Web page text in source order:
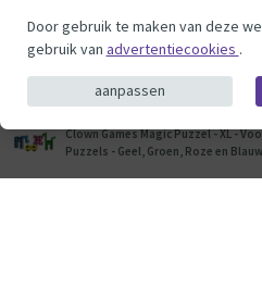
Clown Games Magic Puzzel - XL -
Puzzels - Geel, Groen, Roze en
Door gebruik te maken van deze
gebruik van advertentiecookies .
aanpassen